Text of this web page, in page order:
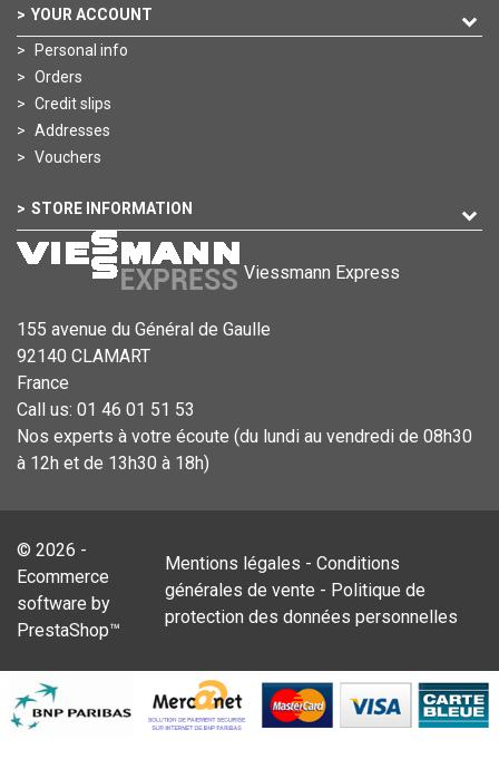
YOUR ACCOUNT
Personal info
Orders
Credit slips
Addresses
Vouchers
STORE INFORMATION
Viessmann Express
155 avenue du Général de Gaulle
92140 CLAMART
France
Call us: 01 46 01 51 53
Nos experts à votre écoute (du lundi au vendredi de 08h30
à 12h et de 13h30 à 18h)
© 2026 -
Ecommerce
software by
PrestaShop™
Mentions légales -Conditions
générales de vente - Politique de
protection des données personnelles